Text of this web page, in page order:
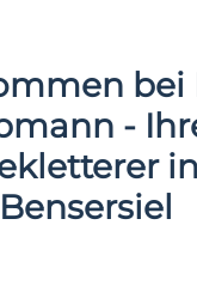
bei
-
Bensersiel